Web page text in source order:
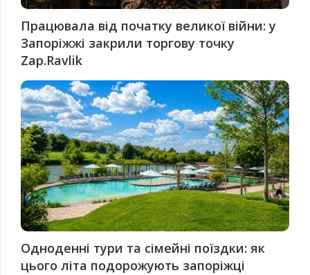
Працювала від початку великої війни: у
Запоріжжі закрили торгову точку
Zap.Ravlik
Одноденні тури та сімейні поїздки: як
цього літа подорожують запоріжці